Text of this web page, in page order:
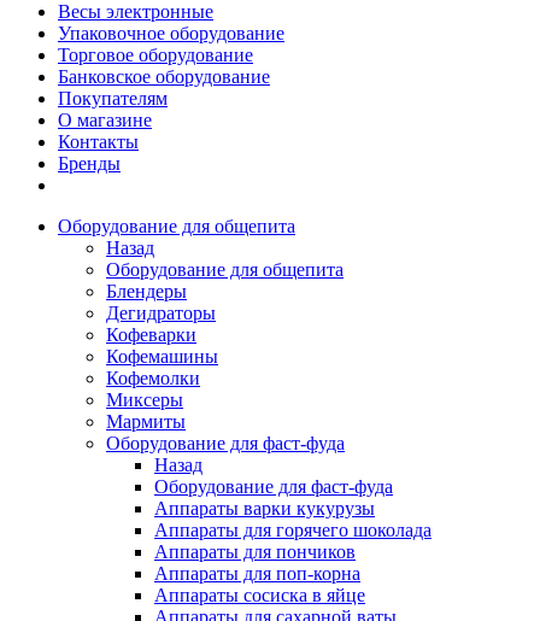
Весы электронные
Упаковочное оборудование
Торговое оборудование
Банковское оборудование
Покупателям
О магазине
Контакты
Бренды
Оборудование для общепита
Назад
Оборудование для общепита
Блендеры
Дегидраторы
Кофеварки
Кофемашины
Кофемолки
Миксеры
Мармиты
Оборудование для фаст-фуда
Назад
Оборудование для фаст-фуда
Аппараты варки кукурузы
Аппараты для горячего шоколада
Аппараты для пончиков
Аппараты для поп-корна
Аппараты сосиска в яйце
Аппараты для сахарной ваты